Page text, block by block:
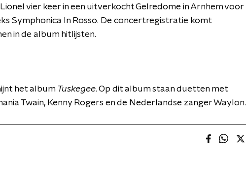
vier keer in een uitverkocht Gelredome in Arnhem voor
Symphonica In Rosso. De concertregistratie komt
in de album hitlijsten.
het album Tuskegee. Op dit album staan duetten met
Twain, Kenny Rogers en de Nederlandse zanger Waylon.